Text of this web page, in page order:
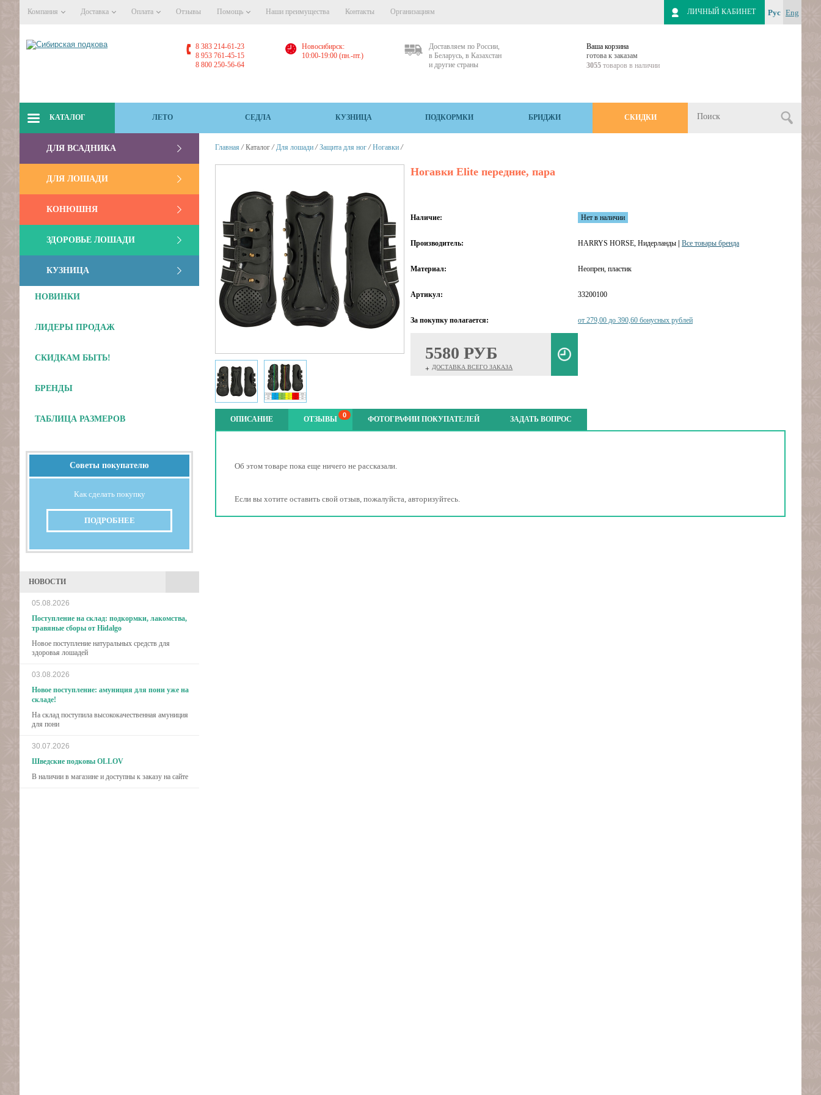
Компания Доставка Оплата Отзывы Помощь Наши преимущества Контакты Организациям Рус Eng
ЛИЧНЫЙ КАБИНЕТ
8 383 214-61-23
8 953 761-45-15
8 800 250-56-64
Новосибирск:
10:00-19:00 (пн.-пт.)
Доставляем по России,
в Беларусь, в Казахстан
и другие страны
Ваша корзина
готова к заказам
3055 товаров в наличии
КАТАЛОГ ЛЕТО СЕДЛА КУЗНИЦА ПОДКОРМКИ БРИДЖИ СКИДКИ
ДЛЯ ВСАДНИКА
ДЛЯ ЛОШАДИ
КОНЮШНЯ
ЗДОРОВЬЕ ЛОШАДИ
КУЗНИЦА
НОВИНКИ
ЛИДЕРЫ ПРОДАЖ
СКИДКАМ БЫТЬ!
БРЕНДЫ
ТАБЛИЦА РАЗМЕРОВ
Советы покупателю
Как сделать покупку
ПОДРОБНЕЕ
НОВОСТИ
05.08.2026
Поступление на склад: подкормки, лакомства,
травяные сборы от Hidalgo
Новое поступление натуральных средств для
здоровья лошадей
03.08.2026
Новое поступление: амуниция для пони уже на
складе!
На склад поступила высококачественная амуниция
для пони
30.07.2026
Шведские подковы OLLOV
В наличии в магазине и доступны к заказу на сайте
Главная / Каталог / Для лошади / Защита для ног / Ногавки /
Ногавки Elite передние, пара
Наличие: Нет в наличии
Производитель: HARRYS HORSE, Нидерланды| Все товары бренда
Материал: Неопрен, пластик
Артикул: 33200100
За покупку полагается: от 279,00 до 390,60 бонусных рублей
5580 РУБ
+ ДОСТАВКА ВСЕГО ЗАКАЗА
ОПИСАНИЕ ОТЗЫВЫ 0 ФОТОГРАФИИ ПОКУПАТЕЛЕЙ ЗАДАТЬ ВОПРОС
Об этом товаре пока еще ничего не рассказали.
Если вы хотите оставить свой отзыв, пожалуйста, авторизуйтесь.